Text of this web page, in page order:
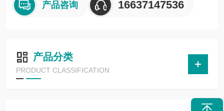
产品咨询 16637147536
产品分类
PRODUCT CLASSIFICATION